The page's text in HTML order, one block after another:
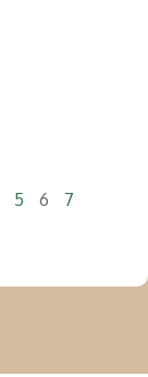
5 6
7